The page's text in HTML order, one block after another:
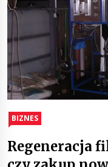
BIZNES
Regeneracja